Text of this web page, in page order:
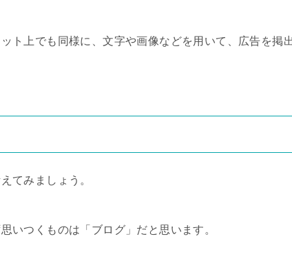
ト上でも同様に、文字や画像などを用いて、広告を掲
てみましょう。
いつくものは「ブログ」だと思います。